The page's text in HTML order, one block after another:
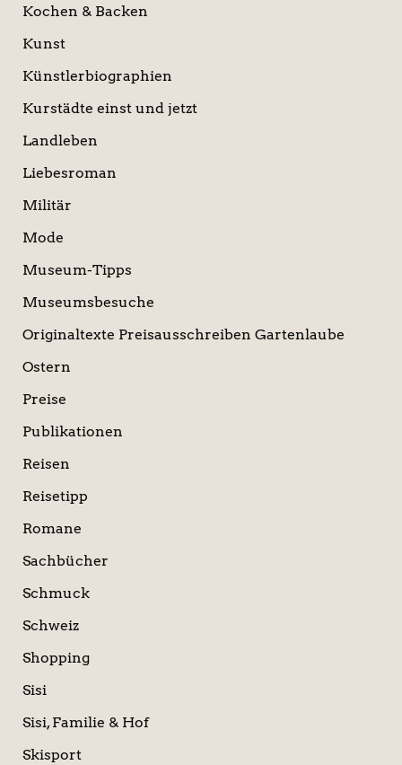
Kochen & Backen
Kunst
Künstlerbiographien
Kurstädte einst und jetzt
Landleben
Liebesroman
Militär
Mode
Museum-Tipps
Museumsbesuche
Originaltexte Preisausschreiben Gartenlaube
Ostern
Preise
Publikationen
Reisen
Reisetipp
Romane
Sachbücher
Schmuck
Schweiz
Shopping
Sisi
Sisi, Familie & Hof
Skisport